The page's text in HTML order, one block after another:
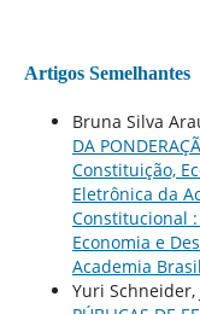
Artigos Semelhantes
Bruna Silva
DA
Constituição,
Eletrônica da
Constitucional
Economia e
Academia
Yuri